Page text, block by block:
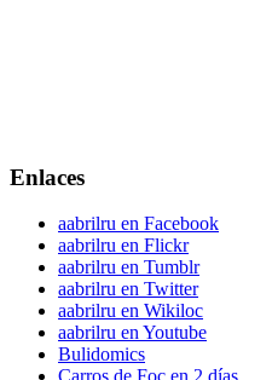
Enlaces
aabrilru en Facebook
aabrilru en Flickr
aabrilru en Tumblr
aabrilru en Twitter
aabrilru en Wikiloc
aabrilru en Youtube
Bulidomics